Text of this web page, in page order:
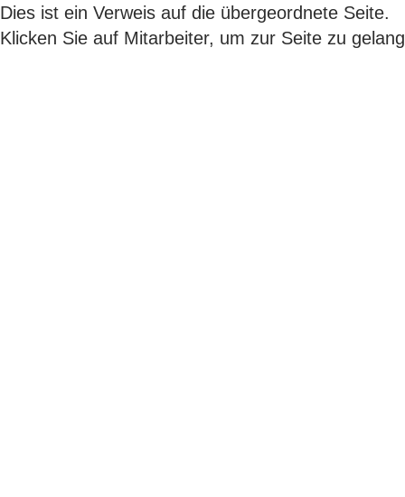
Dies ist ein Verweis auf die übergeordnete Seite.
Klicken Sie auf Mitarbeiter, um zur Seite zu